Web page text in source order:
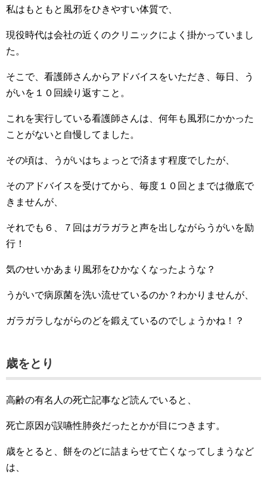
私はもともと風邪をひきやすい体質で、
現役時代は会社の近くのクリニックによく掛かっていまし
た。
そこで、看護師さんからアドバイスをいただき、毎日、う
がいを１０回繰り返すこと。
これを実行している看護師さんは、何年も風邪にかかった
ことがないと自慢してました。
その頃は、うがいはちょっとで済ます程度でしたが、
そのアドバイスを受けてから、毎度１０回とまでは徹底で
きませんが、
それでも６、７回はガラガラと声を出しながらうがいを励
行！
気のせいかあまり風邪をひかなくなったような？
うがいで病原菌を洗い流せているのか？わかりませんが、
ガラガラしながらのどを鍛えているのでしょうかね！？
歳をとり
高齢の有名人の死亡記事など読んでいると、
死亡原因が誤嚥性肺炎だったとかが目につきます。
歳をとると、餅をのどに詰まらせて亡くなってしまうなど
は、